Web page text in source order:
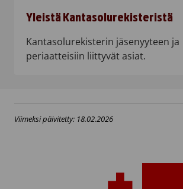
Yleistä Kantasolurekisteristä
Kantasolurekisterin jäsenyyteen ja
periaatteisiin liittyvät asiat.
Viimeksi päivitetty: 18.02.2026